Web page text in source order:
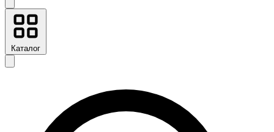
Каталог